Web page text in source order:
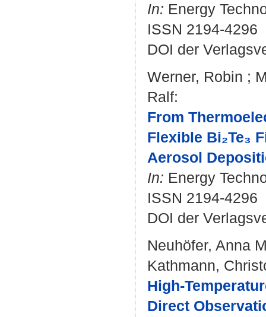
In: Energy
ISSN 2194-4296
DOI der
Werner, Robin ;
Ralf:
From
Flexible Bi₂Te₃
Aerosol
In: Energy
ISSN 2194-4296
DOI der
Neuhöfer, Anna
Kathmann,
High-
Direct